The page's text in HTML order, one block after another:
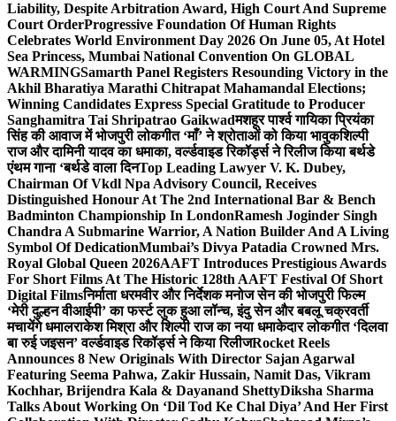
Liability, Despite Arbitration Award, High Court And Supreme
Court OrderProgressive Foundation Of Human Rights
Celebrates World Environment Day 2026 On June 05, At Hotel
Sea Princess, Mumbai National Convention On GLOBAL
WARMINGSamarth Panel Registers Resounding Victory in the
Akhil Bharatiya Marathi Chitrapat Mahamandal Elections;
Winning Candidates Express Special Gratitude to Producer
Sanghamitra Tai Shripatrao Gaikwadमशहूर पार्श्व गायिका प्रियंका
सिंह की आवाज में भोजपुरी लोकगीत ‘माँ’ ने श्रोताओं को किया भावुकशिल्पी
राज और दामिनी यादव का धमाका, वर्ल्डवाइड रिकॉर्ड्स ने रिलीज किया बर्थडे
एंथम गाना ‘बर्थडे वाला दिनTop Leading Lawyer V. K. Dubey,
Chairman Of Vkdl Npa Advisory Council, Receives
Distinguished Honour At The 2nd International Bar & Bench
Badminton Championship In LondonRamesh Joginder Singh
Chandra A Submarine Warrior, A Nation Builder And A Living
Symbol Of DedicationMumbai’s Divya Patadia Crowned Mrs.
Royal Global Queen 2026AAFT Introduces Prestigious Awards
For Short Films At The Historic 128th AAFT Festival Of Short
Digital Filmsनिर्माता धरमवीर और निर्देशक मनोज सेन की भोजपुरी फिल्म
‘मेरी दुल्हन वीआईपी’ का फर्स्ट लुक हुआ लॉन्च, इंदु सेन और बबलू चक्रवर्ती
मचायेंगे धमालराकेश मिश्रा और शिल्पी राज का नया धमाकेदार लोकगीत ‘दिलवा
बा रुई जइसन’ वर्ल्डवाइड रिकॉर्ड्स ने किया रिलीजRocket Reels
Announces 8 New Originals With Director Sajan Agarwal
Featuring Seema Pahwa, Zakir Hussain, Namit Das, Vikram
Kochhar, Brijendra Kala & Dayanand ShettyDiksha Sharma
Talks About Working On ‘Dil Tod Ke Chal Diya’ And Her First